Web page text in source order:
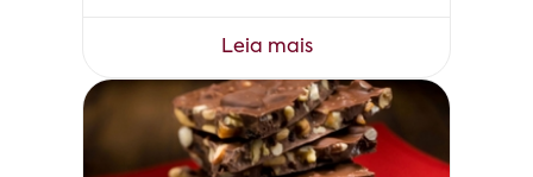
Leia mais